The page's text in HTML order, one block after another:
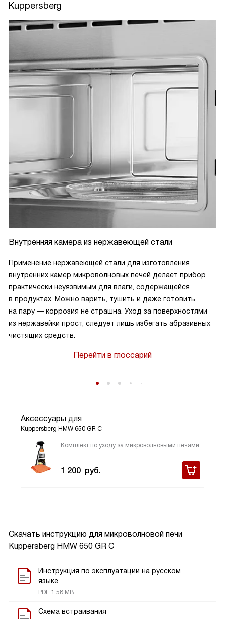
Скачать инструкцию для микроволновой печи
Kuppersberg HMW 650 GR C
Инструкция по эксплуатации на русском
языке
PDF, 1.58 MB
Схема встраивания
Kuppersberg
Внутренняя камера из нержавеющей стали
Применение нержавеющей стали для изготовления
внутренних камер микроволновых печей делает прибор
практически неуязвимым для влаги, содержащейся
в продуктах. Можно варить, тушить и даже готовить
на пару — коррозия не страшна. Уход за поверхностями
из нержавейки прост, следует лишь избегать абразивных
чистящих средств.
Перейти в глоссарий
Аксессуары для
Kuppersberg HMW 650 GR C
Комплект по уходу за микроволновыми печами
1 200 руб.